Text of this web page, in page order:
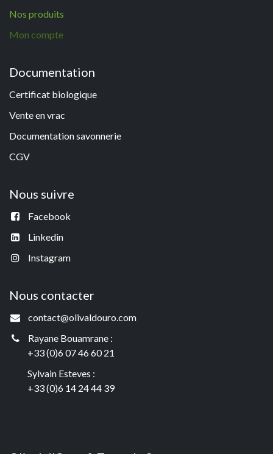
Nos produits
Mon compte
Documentation
Certificat biologique
Vente en vrac
Documentation savonnerie
CGV
Nous suivre
Facebook
Linkedin
Instagram
Nous contacter
contact@olivaldouro.com
Rayane Bouamrane :
+33 (0)6 07 46 60 21
Sylvain Esteves :
+33 (0)6 14 24 44 39